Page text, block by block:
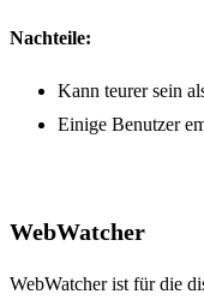
Nachteile:
Kann teurer sein
Einige Benutzer
WebWatcher
WebWatcher ist für die